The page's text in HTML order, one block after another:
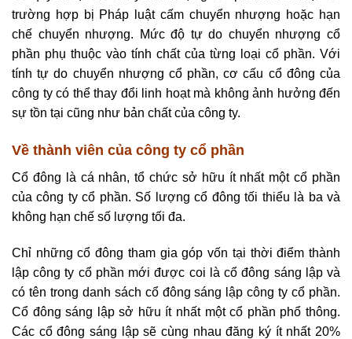
trường hợp bị Pháp luật cấm chuyển nhượng hoặc hạn
chế chuyển nhượng. Mức độ tự do chuyển nhượng cổ
phần phụ thuộc vào tính chất của từng loại cổ phần. Với
tính tự do chuyển nhượng cổ phần, cơ cấu cổ đông của
công ty có thể thay đổi linh hoạt mà không ảnh hưởng đến
sự tồn tại cũng như bản chất của công ty.
Về thành viên của công ty cổ phần
Cổ đông là cá nhân, tổ chức sở hữu ít nhất một cổ phần
của công ty cổ phần. Số lượng cổ đông tối thiểu là ba và
không hạn chế số lượng tối đa.
Chỉ những cổ đông tham gia góp vốn tại thời điểm thành
lập công ty cổ phần mới được coi là cổ đông sáng lập và
có tên trong danh sách cổ đông sáng lập công ty cổ phần.
Cổ đông sáng lập sở hữu ít nhất một cổ phần phổ thông.
Các cổ đông sáng lập sẽ cùng nhau đăng ký ít nhất 20%